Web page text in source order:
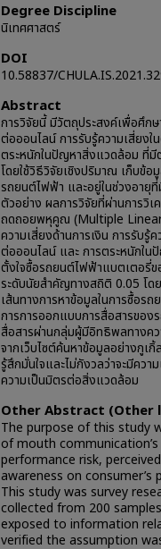
Degree Discipline
นิเทศศาสตร์
DOI
10.58837/
Abstract
การวิจัยนี้ มีวัตถุประสงค์เพื่อศึก
ต่อออนไลน์ การรับรู้ความเสี่ยงใ
ตระหนักในปัญหาสิ่งแวดล้อม ที่มี
โดยใช้วิธีวิจัยเชิงปริมาณ เก็บข้
รถยนต์ไฟฟ้า และอยู่ในช่วงอายุ
ตัวอย่าง ผลการวิจัยที่ผ่านการวิเ
ถดถอยพหุคูณ (Multiple
ความเสี่ยงด้านการเงิน การรับรู้
ต่อออนไลน์ และ การตระหนักใ
ตั้งใจซื้อรถยนต์ไฟฟ้าแบตเตอรี่
ระดับนัยสำคัญทางสถิติ 0.05 โด
เส้นทางการหาข้อมูลในการซื้อร
การการออกแบบการสื่อสารขอ
สื่อสารผ่านกลุ่มผู้มีอิทธิพลทางคว
จากเว็บไซต์ค้นหาข้อมูลอย่างกูเ
รู้สึกมั่นใจและไม่กังวลว่าจะมีควา
ความเป็นมิตรต่อสิ่งแวดล้อม
Other Abstract (Other
The purpose of this study
of mouth
performance risk,
awareness on consumer’s
This study was survey
collected from 200
exposed to information
verified the assumption